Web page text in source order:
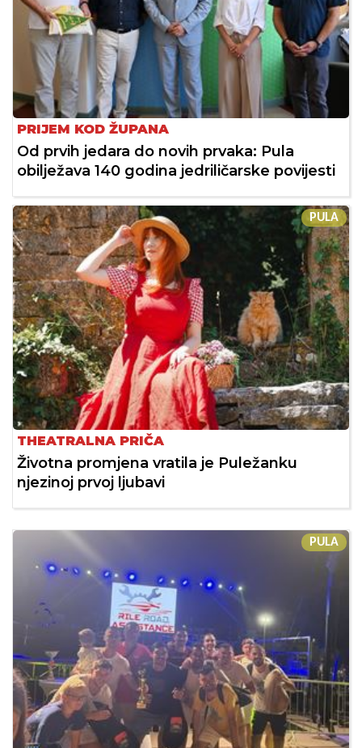
PRIJEM KOD ŽUPANA
Od prvih jedara do novih prvaka: Pula
obilježava 140 godina jedriličarske povijesti
PULA
THEATRALNA PRIČA
Životna promjena vratila je Puležanku
njezinoj prvoj ljubavi
PULA